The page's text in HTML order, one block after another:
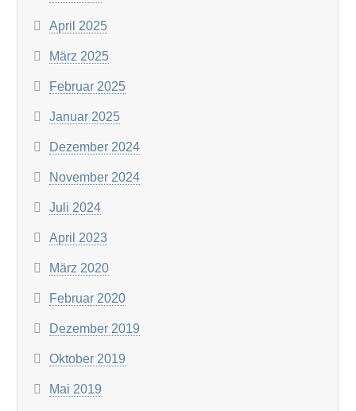
April 2025
März 2025
Februar 2025
Januar 2025
Dezember 2024
November 2024
Juli 2024
April 2023
März 2020
Februar 2020
Dezember 2019
Oktober 2019
Mai 2019